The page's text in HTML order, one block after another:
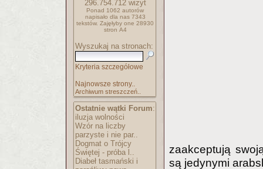
296.754.712wizyt
Ponad 1062 autorów
napisało dla nas 7343
tekstów. Zajęłyby one 28930
stron A4
Wyszukaj na stronach:
Kryteria szczegółowe
Najnowsze strony..
Archiwum streszczeń..
Ostatnie wątki Forum:
iluzja wolności
Wzór na liczby
parzyste i nie par..
Dogmat o Trójcy
Świętej - próba l..
Diabeł tasmański i
zaakceptują
są jedynymi